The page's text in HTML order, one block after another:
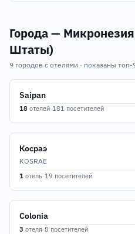
Города —
Штаты)
9 городов с отелями · показаны
Saipan
18 отелей·181 посетителей
Косраэ
KOSRAE
1 отель·19 посетителей
Colonia
3 отеля·8 посетителей